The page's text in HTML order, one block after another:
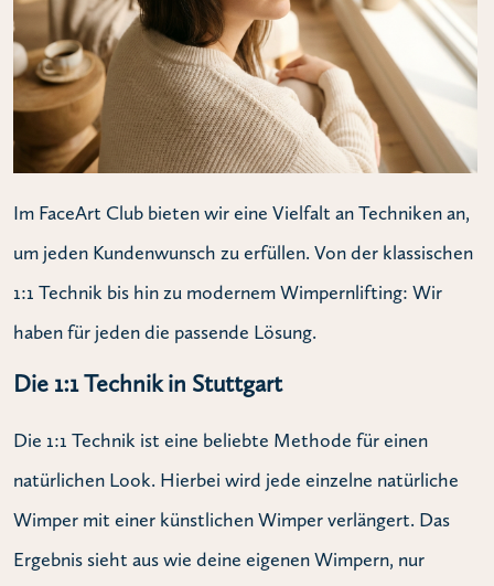
Im FaceArt Club bieten wir eine Vielfalt an Techniken an,
um jeden Kundenwunsch zu erfüllen. Von der klassischen
1:1 Technik bis hin zu modernem Wimpernlifting: Wir
haben für jeden die passende Lösung.
Die 1:1 Technik in Stuttgart
Die 1:1 Technik ist eine beliebte Methode für einen
natürlichen Look. Hierbei wird jede einzelne natürliche
Wimper mit einer künstlichen Wimper verlängert. Das
Ergebnis sieht aus wie deine eigenen Wimpern, nur